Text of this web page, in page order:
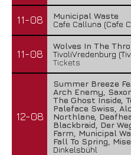
11-08
Municipal Waste
Cafe Calluna (Cafe
11-08
Wolves In The
TivoliVredenburg
Tickets
12-08
Summer Breeze
Arch Enemy,
The Ghost Inside,
Paleface Swiss,
Northlane,
Blackbraid, Der
Farm, Municipal
Fall To Spring,
Dinkelsbühl